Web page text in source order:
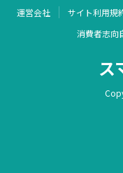
運営会社 サイト利用規
消費者志向
ス